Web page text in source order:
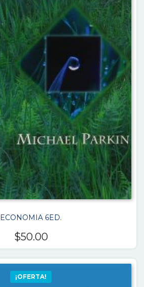
ECONOMIA 6ED.
$50.00
¡OFERTA!